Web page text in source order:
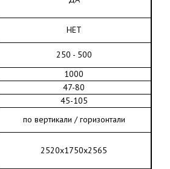
НЕТ
250 - 500
1000
47-80
45-105
по вертикали / горизонтали
2520х1750х2565